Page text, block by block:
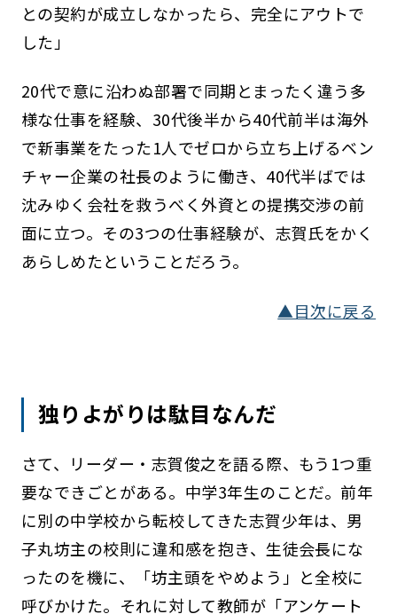
との契約が成立しなかったら、完全にアウトで
した」
20代で意に沿わぬ部署で同期とまったく違う多
様な仕事を経験、30代後半から40代前半は海外
で新事業をたった1人でゼロから立ち上げるベン
チャー企業の社長のように働き、40代半ばでは
沈みゆく会社を救うべく外資との提携交渉の前
面に立つ。その3つの仕事経験が、志賀氏をかく
あらしめたということだろう。
▲目次に戻る
独りよがりは駄目なんだ
さて、リーダー・志賀俊之を語る際、もう1つ重
要なできごとがある。中学3年生のことだ。前年
に別の中学校から転校してきた志賀少年は、男
子丸坊主の校則に違和感を抱き、生徒会長にな
ったのを機に、「坊主頭をやめよう」と全校に
呼びかけた。それに対して教師が「アンケート